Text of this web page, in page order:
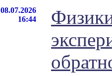
08.07.2026
16:44